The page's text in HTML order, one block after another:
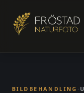
Artiklar om naturfoto
Bildbehandling
Så lång tid tar det att
BILDBEHANDLING ·